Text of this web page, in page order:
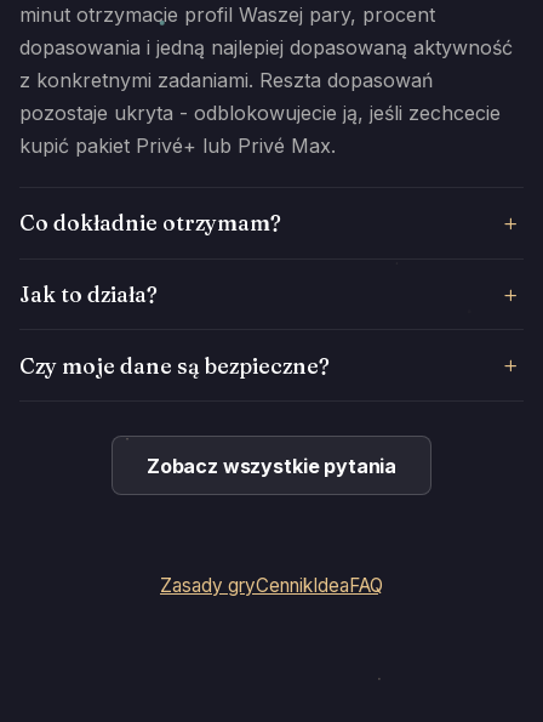
minut otrzymacie profil Waszej pary, procent
dopasowania i jedną najlepiej dopasowaną aktywność
z konkretnymi zadaniami. Reszta dopasowań
pozostaje ukryta - odblokowujecie ją, jeśli zechcecie
kupić pakiet Privé+ lub Privé Max.
Co dokładnie otrzymam?
Jak to działa?
Czy moje dane są bezpieczne?
Zobacz wszystkie pytania
Zasady gryCennik Idea FAQ